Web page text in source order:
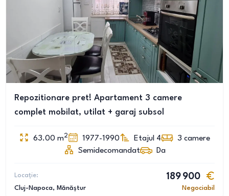
Repozitionare pret! Apartament 3 camere
complet mobilat, utilat + garaj subsol
63.00 m2 1977-1990 Etajul 4 3 camere
Semidecomandat
Da
Locație:
Cluj-Napoca, Mănăștur
189 900
Negociabil